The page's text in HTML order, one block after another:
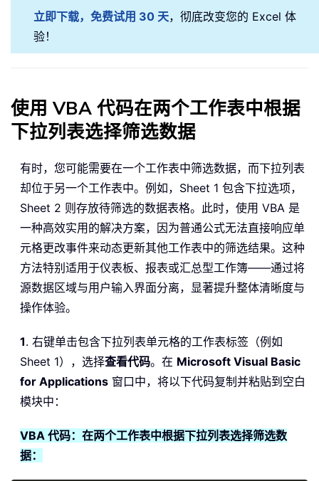
立即下载，免费试用 30 天，彻底改变您的 Excel 体
验！
使用 VBA 代码在两个工作表中根据
下拉列表选择筛选数据
有时，您可能需要在一个工作表中筛选数据，而下拉列表
却位于另一个工作表中。例如，Sheet 1 包含下拉选项，
Sheet 2 则存放待筛选的数据表格。此时，使用 VBA 是
一种高效实用的解决方案，因为普通公式无法直接响应单
元格更改事件来动态更新其他工作表中的筛选结果。这种
方法特别适用于仪表板、报表或汇总型工作簿——通过将
源数据区域与用户输入界面分离，显著提升整体清晰度与
操作体验。
1. 右键单击包含下拉列表单元格的工作表标签（例如
Sheet 1），选择查看代码。在 Microsoft Visual Basic
for Applications 窗口中，将以下代码复制并粘贴到空白
模块中：
VBA 代码：在两个工作表中根据下拉列表选择筛选数
据：